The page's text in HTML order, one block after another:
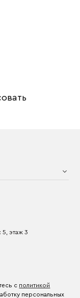
5, этаж 3
с политикой
персональных